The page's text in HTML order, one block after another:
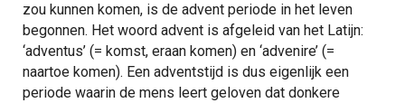
zou kunnen komen, is de advent periode in het leven
begonnen. Het woord advent is afgeleid van het Latijn:
‘adventus’ (= komst, eraan komen) en ‘advenire’ (=
naartoe komen). Een adventstijd is dus eigenlijk een
periode waarin de mens leert geloven dat donkere